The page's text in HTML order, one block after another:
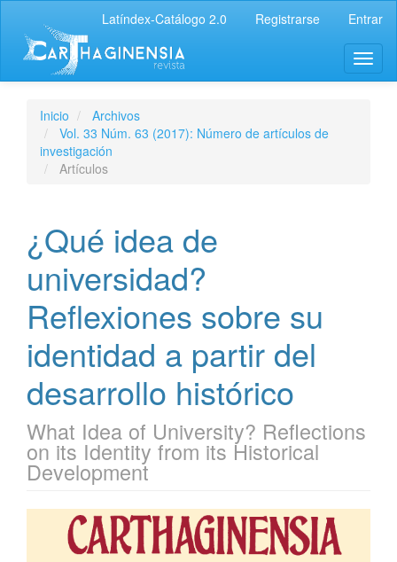
Latíndex-Catálogo 2.0 Registrarse Entrar
Inicio
Archivos
Vol. 33 Núm. 63 (2017): Número de artículos de
investigación
Artículos
¿Qué idea de
universidad?
Reflexiones sobre su
identidad a partir del
desarrollo histórico
What Idea of University? Reflections
on its Identity from its Historical
Development